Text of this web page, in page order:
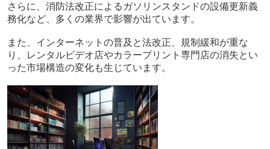
さらに、消防法改正によるガソリンスタンドの設備更新義
務化など、多くの業界で影響が出ています。
また、インターネットの普及と法改正、規制緩和が重な
り、レンタルビデオ店やカラープリント専門店の消失とい
った市場構造の変化も生じています。